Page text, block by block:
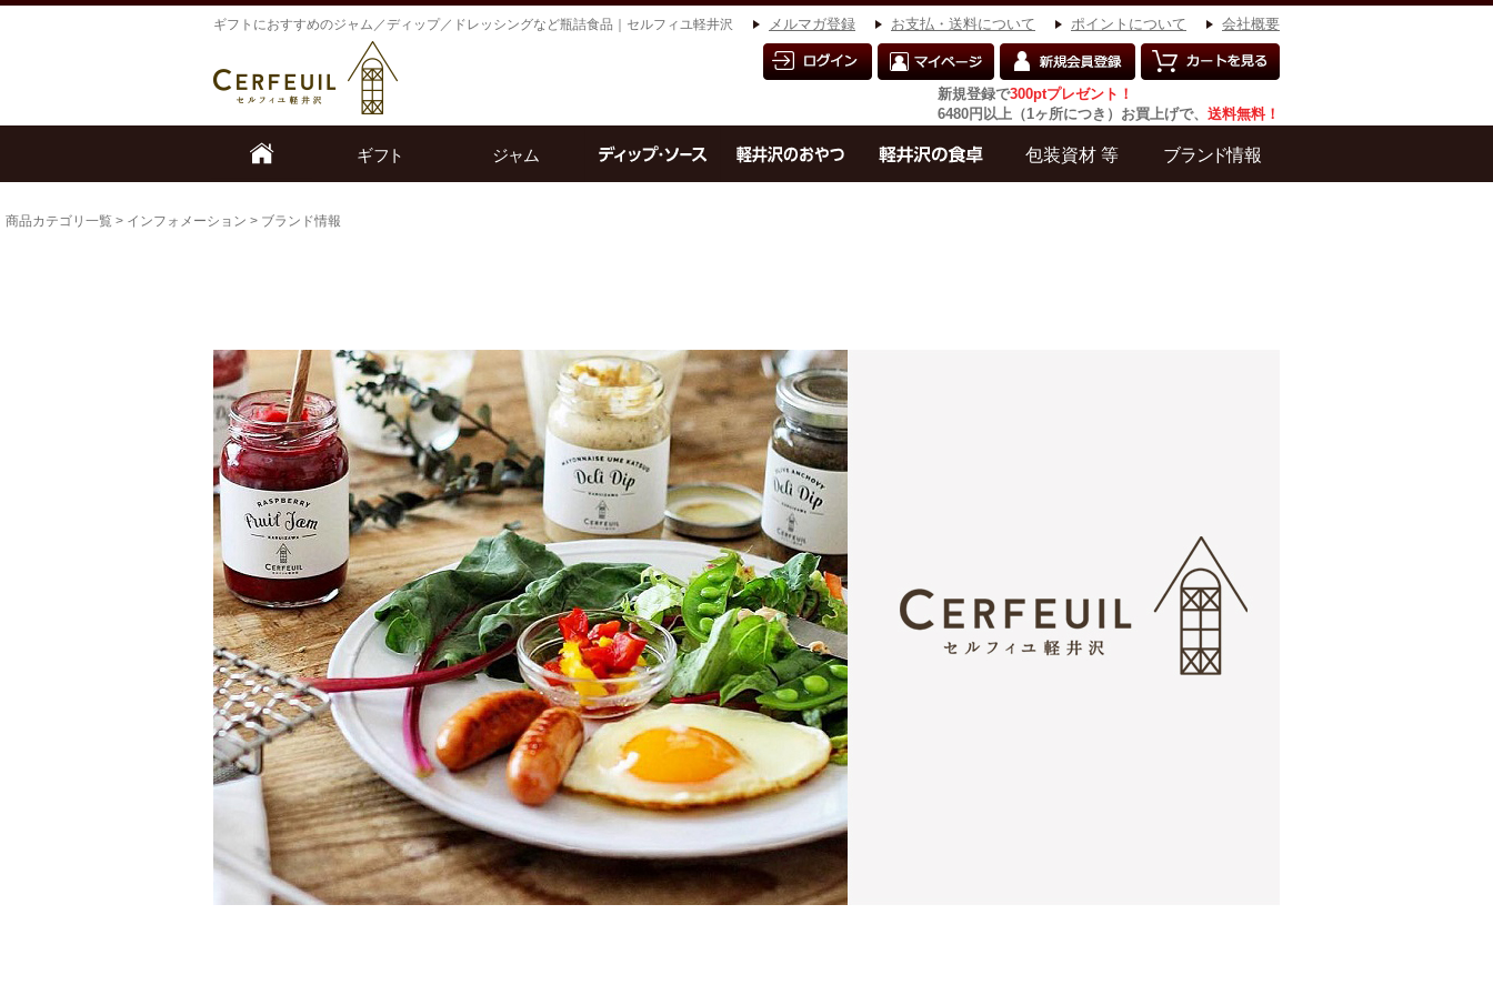
ギフトにおすすめのジャム／ディップ／ドレッシングなど瓶詰食品｜セルフィユ軽井沢 会社概要
ポイントについて
お支払・送料について
メルマガ登録
新規登録で300ptプレゼント！
6480円以上（1ヶ所につき）お買上げで、 送料無料！
商品カテゴリ一覧 > インフォメーション > ブランド情報